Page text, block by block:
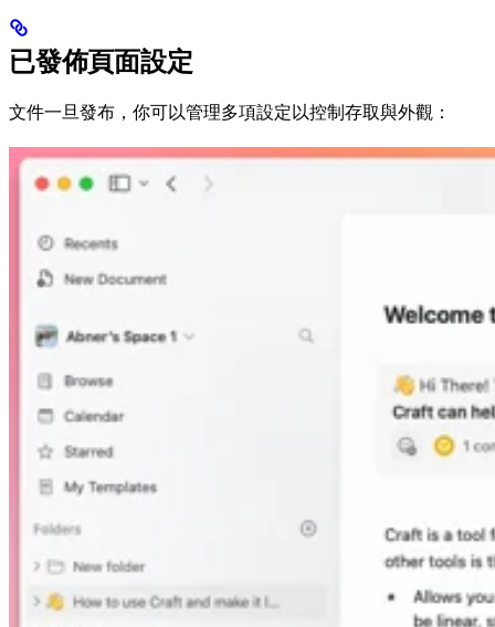
已發佈頁面設定
文件一旦發布，你可以管理多項設定以控制存取與外觀：